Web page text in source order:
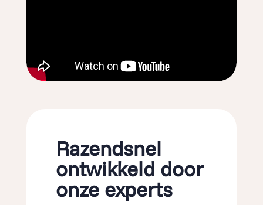
Razendsnel
ontwikkeld door
onze experts